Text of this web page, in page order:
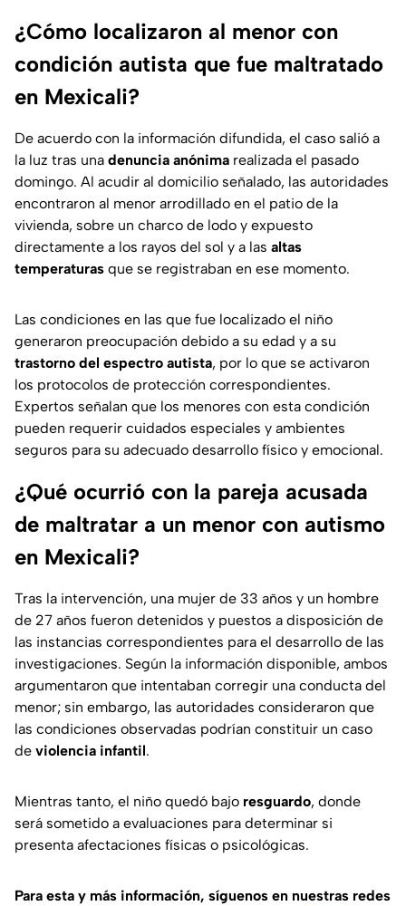
¿Cómo localizaron al menor con
condición autista que fue maltratado
en Mexicali?
De acuerdo con la información difundida, el caso salió a
la luz tras una denuncia anónima realizada el pasado
domingo. Al acudir al domicilio señalado, las autoridades
encontraron al menor arrodillado en el patio de la
vivienda, sobre un charco de lodo y expuesto
directamente a los rayos del sol y a las altas
temperaturas que se registraban en ese momento.
Las condiciones en las que fue localizado el niño
generaron preocupación debido a su edad y a su
trastorno del espectro autista, por lo que se activaron
los protocolos de protección correspondientes.
Expertos señalan que los menores con esta condición
pueden requerir cuidados especiales y ambientes
seguros para su adecuado desarrollo físico y emocional.
¿Qué ocurrió con la pareja acusada
de maltratar a un menor con autismo
en Mexicali?
Tras la intervención, una mujer de 33 años y un hombre
de 27 años fueron detenidos y puestos a disposición de
las instancias correspondientes para el desarrollo de las
investigaciones. Según la información disponible, ambos
argumentaron que intentaban corregir una conducta del
menor; sin embargo, las autoridades consideraron que
las condiciones observadas podrían constituir un caso
de violencia infantil.
Mientras tanto, el niño quedó bajo resguardo, donde
será sometido a evaluaciones para determinar si
presenta afectaciones físicas o psicológicas.
Para esta y más información, síguenos en nuestras redes